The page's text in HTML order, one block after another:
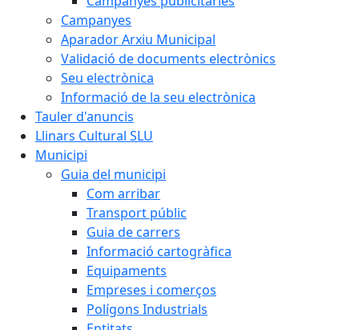
Campanyes
Aparador Arxiu Municipal
Validació de documents electrònics
Seu electrònica
Informació de la seu electrònica
Tauler d'anuncis
Llinars Cultural SLU
Municipi
Guia del municipi
Com arribar
Transport públic
Guia de carrers
Informació cartogràfica
Equipaments
Empreses i comerços
Polígons Industrials